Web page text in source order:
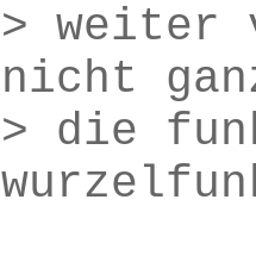
> weiter
nicht
> die